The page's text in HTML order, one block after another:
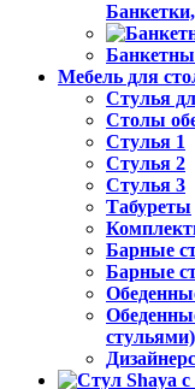
Мебель для
Стулья
Столы
Стулья 1
Стулья 2
Стулья 3
Табуреты
Барные
Барные
стульями)